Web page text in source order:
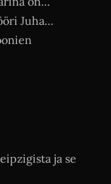
Juha…
ja se